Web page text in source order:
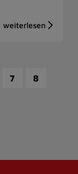
7
8